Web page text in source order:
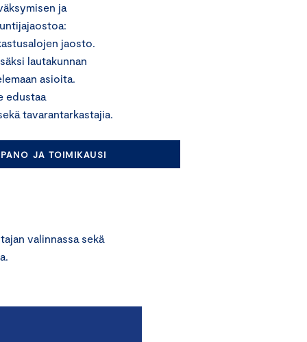
ja
jaosto.
lautakunnan
asioita.
edustaa
tavarantarkastajia.
JA TOIMIKAUSI
valinnassa sekä